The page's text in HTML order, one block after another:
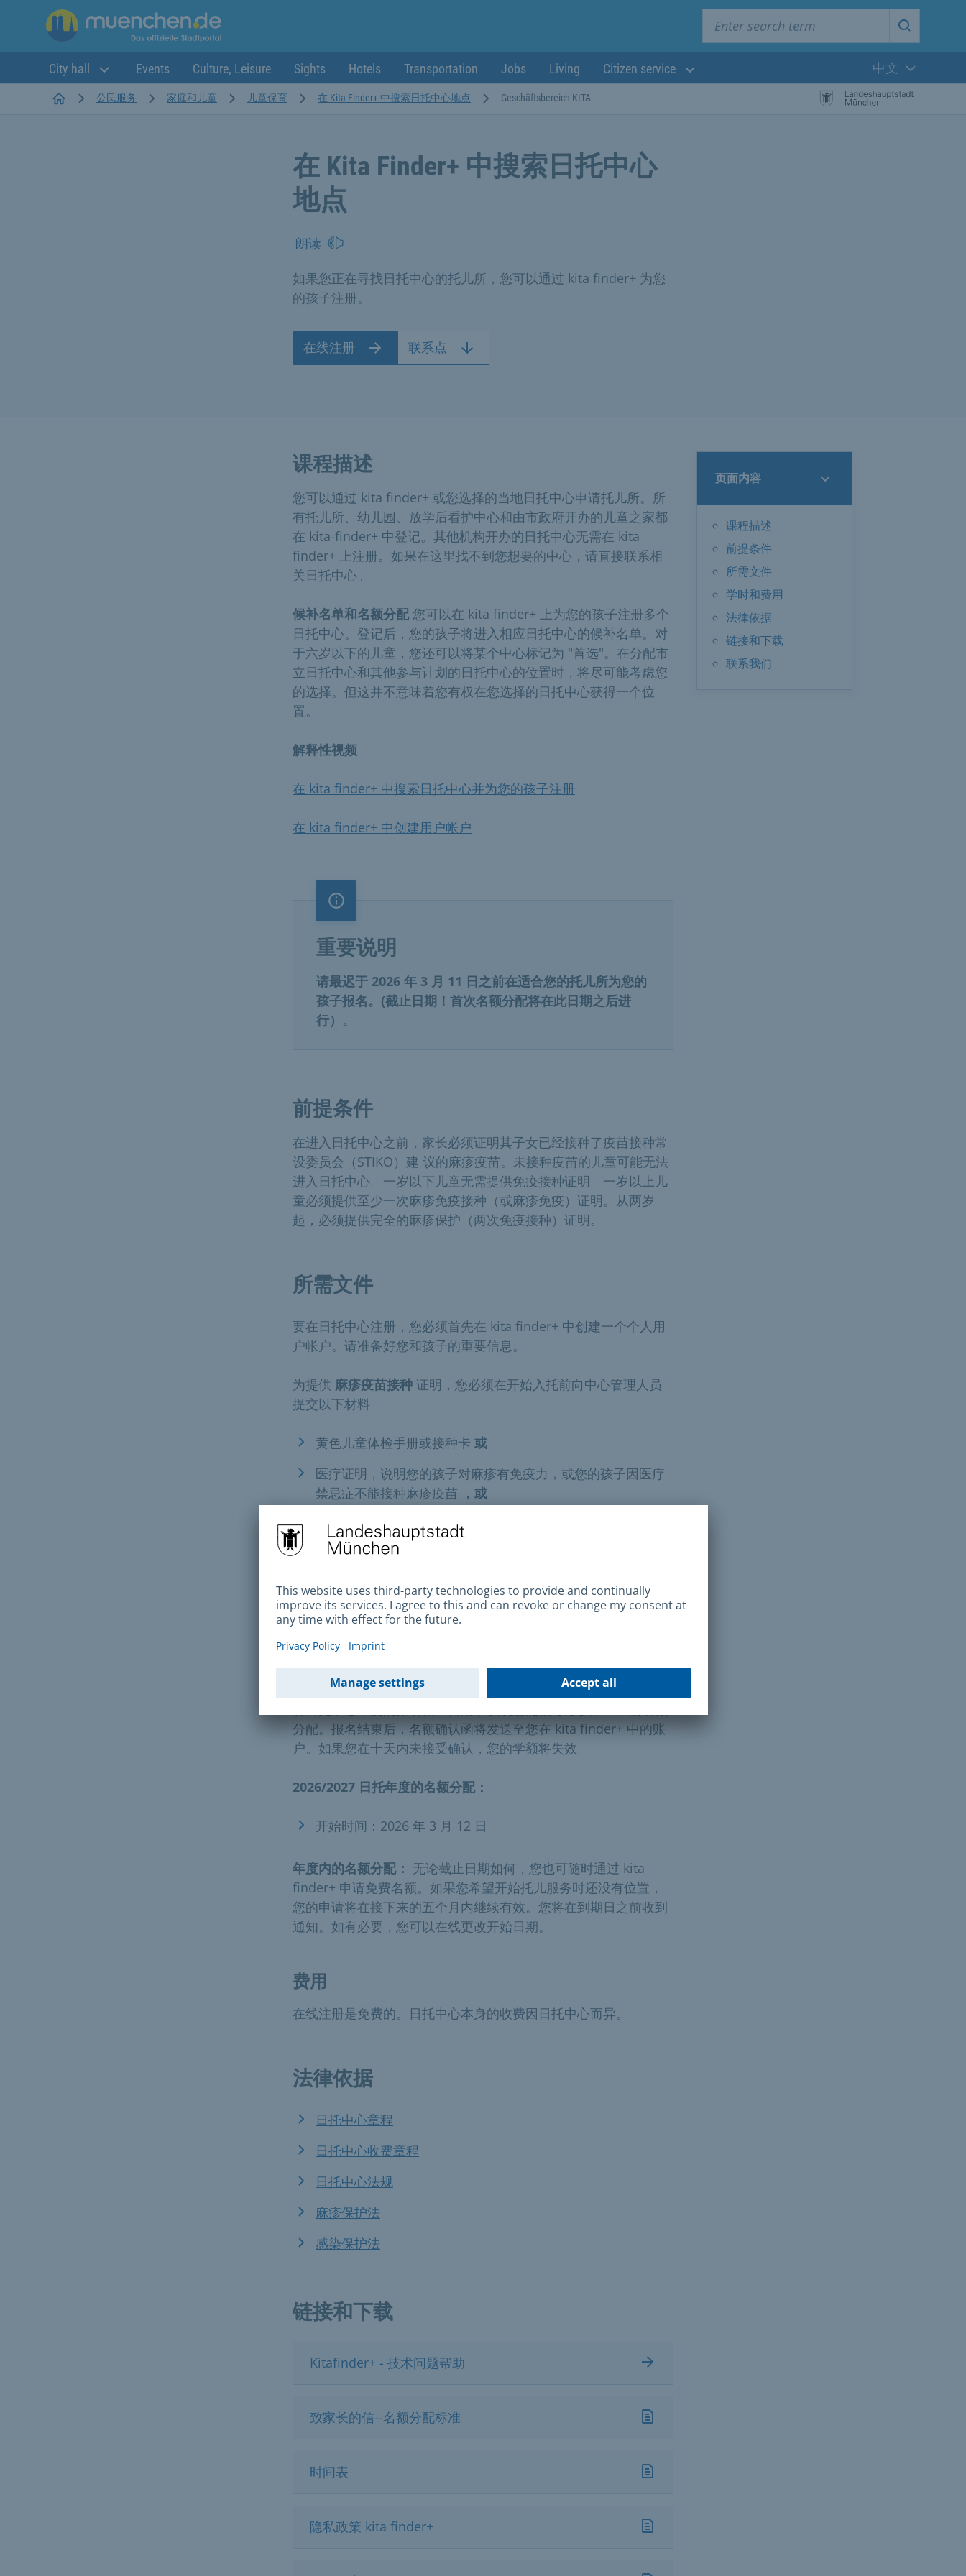
Start
City hall Events Culture, Leisure Sights Hotels Transportation Jobs Living Citizen service
当前语言:
中文
Startseite公民服务 家庭和儿童 儿童保育 在 Kita Finder+ 中搜索日托中心地点 Geschäftsbereich KITA
在 Kita Finder+ 中搜索日托中心
地点
朗读
如果您正在寻找日托中心的托儿所，您可以通过 kita finder+ 为您
的孩子注册。
在线注册 联系点
页面内容
课程描述
前提条件
所需文件
学时和费用
法律依据
链接和下载
联系我们
课程描述
您可以通过 kita finder+ 或您选择的当地日托中心申请托儿所。所
有托儿所、幼儿园、放学后看护中心和由市政府开办的儿童之家都
在 kita-finder+ 中登记。其他机构开办的日托中心无需在 kita
finder+ 上注册。如果在这里找不到您想要的中心，请直接联系相
关日托中心。
候补名单和名额分配您可以在 kita finder+ 上为您的孩子注册多个
日托中心。登记后，您的孩子将进入相应日托中心的候补名单。对
于六岁以下的儿童，您还可以将某个中心标记为 "首选"。在分配市
立日托中心和其他参与计划的日托中心的位置时，将尽可能考虑您
的选择。但这并不意味着您有权在您选择的日托中心获得一个位
置。
解释性视频
在 kita finder+ 中搜索日托中心并为您的孩子注册
在 kita finder+ 中创建用户帐户
重要说明
重要说明
请最迟于 2026 年 3 月 11 日之前在适合您的托儿所为您的
孩子报名。(截止日期！首次名额分配将在此日期之后进
行）。
前提条件
在进入日托中心之前，家长必须证明其子女已经接种了疫苗接种常
设委员会（STIKO）建 议的麻疹疫苗。未接种疫苗的儿童可能无法
进入日托中心。一岁以下儿童无需提供免疫接种证明。一岁以上儿
童必须提供至少一次麻疹免疫接种（或麻疹免疫）证明。从两岁
起，必须提供完全的麻疹保护（两次免疫接种）证明。
所需文件
要在日托中心注册，您必须首先在 kita finder+ 中创建一个个人用
户帐户。请准备好您和孩子的重要信息。
为提供 麻疹疫苗接种 证明，您必须在开始入托前向中心管理人员
提交以下材料
黄色儿童体检手册或接种卡 或
医疗证明，说明您的孩子对麻疹有免疫力，或您的孩子因医疗
禁忌症不能接种麻疹疫苗 ，或
之前机构出具的已提供证明的确认函
学时和费用
处理时间
参加首次分配：每年 9 月 1 日是托儿所的正常开课日期。请注意
分配。报名结束后，名额确认函将发送至您在 kita finder+ 中的账
户。如果您在十天内未接受确认，您的学额将失效。
2026/2027 日托年度的名额分配：
开始时间：2026 年 3 月 12 日
年度内的名额分配： 无论截止日期如何，您也可随时通过 kita
finder+ 申请免费名额。如果您希望开始托儿服务时还没有位置，
您的申请将在接下来的五个月内继续有效。您将在到期日之前收到
通知。如有必要，您可以在线更改开始日期。
费用
在线注册是免费的。日托中心本身的收费因日托中心而异。
法律依据
日托中心章程
日托中心收费章程
日托中心法规
麻疹保护法
感染保护法
链接和下载
Kitafinder+ - 技术问题帮助
致家长的信--名额分配标准
时间表
隐私政策 kita finder+